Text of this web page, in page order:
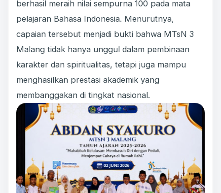
berhasil meraih nilai sempurna 100 pada mata
pelajaran Bahasa Indonesia. Menurutnya,
capaian tersebut menjadi bukti bahwa MTsN 3
Malang tidak hanya unggul dalam pembinaan
karakter dan spiritualitas, tetapi juga mampu
menghasilkan prestasi akademik yang
membanggakan di tingkat nasional.